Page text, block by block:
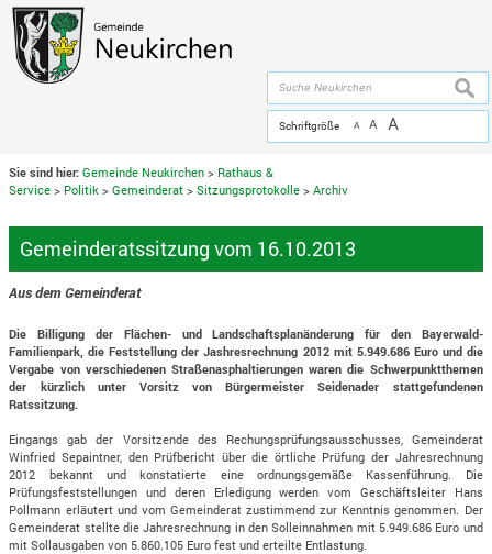
Zum Inhalt,zur Navigation
Schriftgröße A A A
Sie sind hier: Gemeinde Neukirchen > Rathaus &
Service > Politik >Gemeinderat >Sitzungsprotokolle >Archiv
Gemeinderatssitzung vom 16.10.2013
Aus dem Gemeinderat
Die Billigung der Flächen- und Landschaftsplanänderung für den Bayerwald-
Familienpark, die Feststellung der Jashresrechnung 2012 mit 5.949.686 Euro und die
Vergabe von verschiedenen Straßenasphaltierungen waren die Schwerpunktthemen
der kürzlich unter Vorsitz von Bürgermeister Seidenader stattgefundenen
Ratssitzung.
Eingangs gab der Vorsitzende des Rechungsprüfungsausschusses, Gemeinderat
Winfried Sepaintner, den Prüfbericht über die örtliche Prüfung der Jahresrechnung
2012 bekannt und konstatierte eine ordnungsgemäße Kassenführung. Die
Prüfungsfeststellungen und deren Erledigung werden vom Geschäftsleiter Hans
Pollmann erläutert und vom Gemeinderat zustimmend zur Kenntnis genommen. Der
Gemeinderat stellte die Jahresrechnung in den Solleinnahmen mit 5.949.686 Euro und
mit Sollausgaben von 5.860.105 Euro fest und erteilte Entlastung.